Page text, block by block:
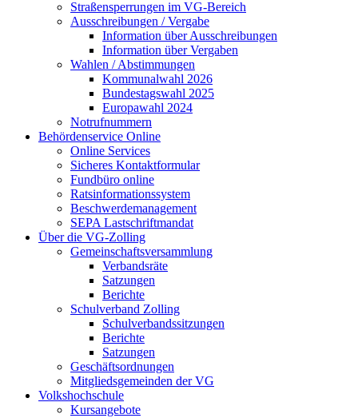
Straßensperrungen im VG-Bereich
Ausschreibungen / Vergabe
Information über Ausschreibungen
Information über Vergaben
Wahlen / Abstimmungen
Kommunalwahl 2026
Bundestagswahl 2025
Europawahl 2024
Notrufnummern
Behördenservice Online
Online Services
Sicheres Kontaktformular
Fundbüro online
Ratsinformationssystem
Beschwerdemanagement
SEPA Lastschriftmandat
Über die VG-Zolling
Gemeinschaftsversammlung
Verbandsräte
Satzungen
Berichte
Schulverband Zolling
Schulverbandssitzungen
Berichte
Satzungen
Geschäftsordnungen
Mitgliedsgemeinden der VG
Volkshochschule
Kursangebote